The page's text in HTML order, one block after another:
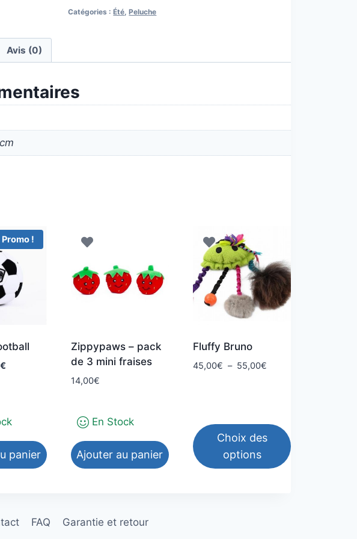
Catégories :Été,Peluche
Avis (0)
Promo !
€Le
5,00€.
panier
Zippypaws – pack
de 3 mini fraises
14,00€
En Stock
Ajouter au panier
Fluffy Bruno
45,00€ – 55,00€
55,00€
Choix des
options
FAQ Garantie et retour